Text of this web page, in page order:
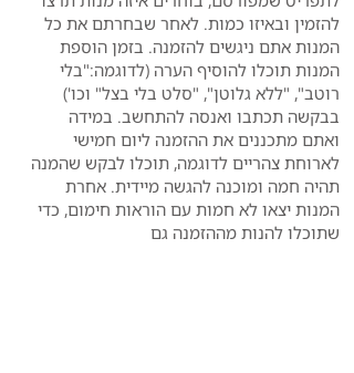
להזמין ובאיזו כמות. לאחר שבחרתם את כל
המנות אתם ניגשים להזמנה. בזמן הוספת
המנות תוכלו להוסיף הערה (לדוגמה:"בלי
רוטב", "ללא גלוטן", "סלט בלי בצל" וכו')
בבקשה תכתבו ואנסה להתחשב. במידה
ואתם מתכננים את ההזמנה ליום חמישי
לארוחת צהריים לדוגמה, תוכלו לבקש שהמנה
תהיה חמה ומוכנה להגשה מיידית. אחרת
המנות יצאו לא חמות עם הוראות חימום, כדי
שתוכלו להנות מההזמנה גם